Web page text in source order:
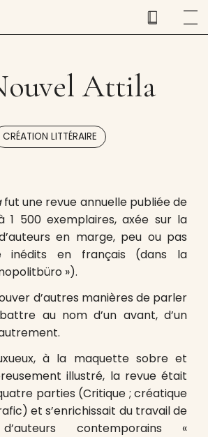
Attila
CRÉATION LITTÉRAIRE
fut une revue annuelle publiée de
1 500 exemplaires, axée sur la
en marge, peu ou pas
inédits en français (dans la
»).
d’autres manières de parler
au nom d’un avant, d’un
à la maquette sobre et
illustré, la revue était
parties (Critique ; créatique
et s’enrichissait du travail de
contemporains «